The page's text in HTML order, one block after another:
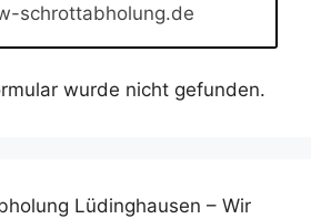
schrottabholung.de
wurde nicht gefunden.
Lüdinghausen – Wir